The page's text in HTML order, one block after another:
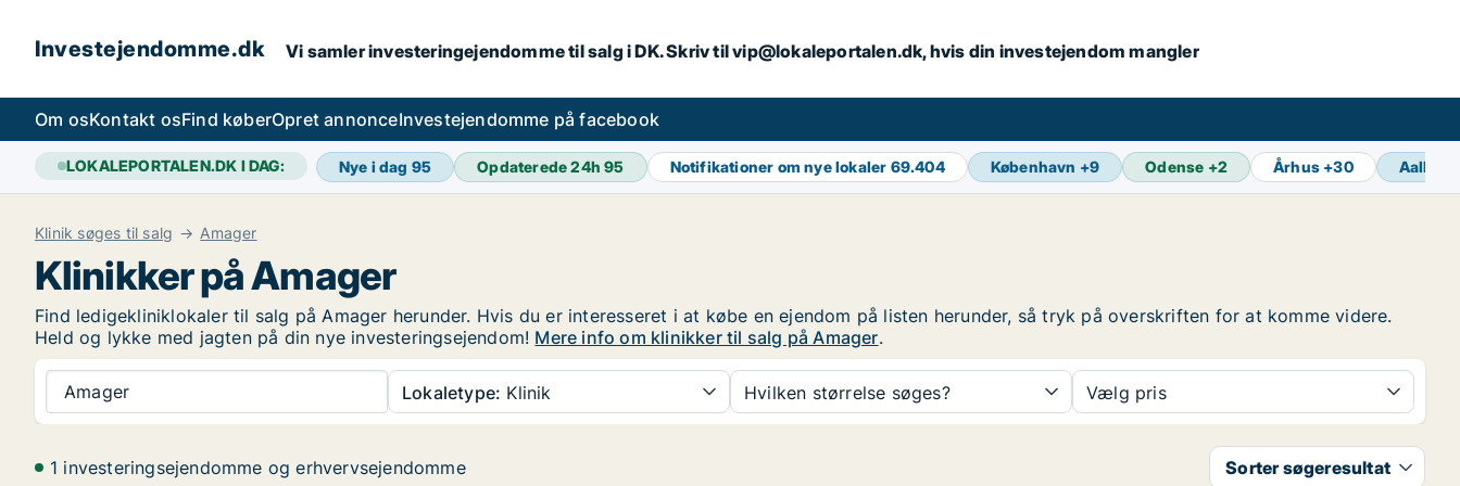
Investejendomme.dk Vi samler investeringejendomme til salg i DK. Skriv til vip@lokaleportalen.dk, hvis din investejendom mangler
Om osKontakt osFind køberOpret annonceInvestejendomme på facebook
LOKALEPORTALEN.DK I DAG: Nye i dag 95 Opdaterede 24h95 Notifikationer om nye lokaler 69.404 København +9 Odense +2 Århus +30 Aalborg
Klinik søges til salg Amager
Klinikker på Amager
Find ledigekliniklokaler til salg på Amager herunder. Hvis du er interesseret i at købe en ejendom på listen herunder, så tryk på overskriften for at komme videre.
Held og lykke med jagten på din nye investeringsejendom! Mere info om klinikker til salg på Amager.
Amager Lokaletype: Klinik Hvilken størrelse søges? Vælg pris
1 investeringsejendomme og erhvervsejendomme Sorter søgeresultat